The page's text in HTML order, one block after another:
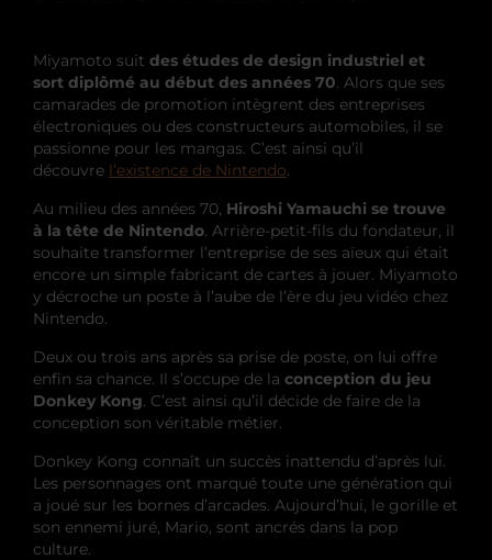
Miyamoto suit des études de design industriel et
sort diplômé au début des années 70. Alors que ses
camarades de promotion intègrent des entreprises
électroniques ou des constructeurs automobiles, il se
passionne pour les mangas. C’est ainsi qu’il
découvre l’existence de Nintendo.
Au milieu des années 70, Hiroshi Yamauchi se trouve
à la tête de Nintendo. Arrière-petit-fils du fondateur, il
souhaite transformer l’entreprise de ses aïeux qui était
encore un simple fabricant de cartes à jouer. Miyamoto
y décroche un poste à l’aube de l’ère du jeu vidéo chez
Nintendo.
Deux ou trois ans après sa prise de poste, on lui offre
enfin sa chance. Il s’occupe de la conception du jeu
Donkey Kong. C’est ainsi qu’il décide de faire de la
conception son véritable métier.
Donkey Kong connaît un succès inattendu d’après lui.
Les personnages ont marqué toute une génération qui
a joué sur les bornes d’arcades. Aujourd’hui, le gorille et
son ennemi juré, Mario, sont ancrés dans la pop
culture.